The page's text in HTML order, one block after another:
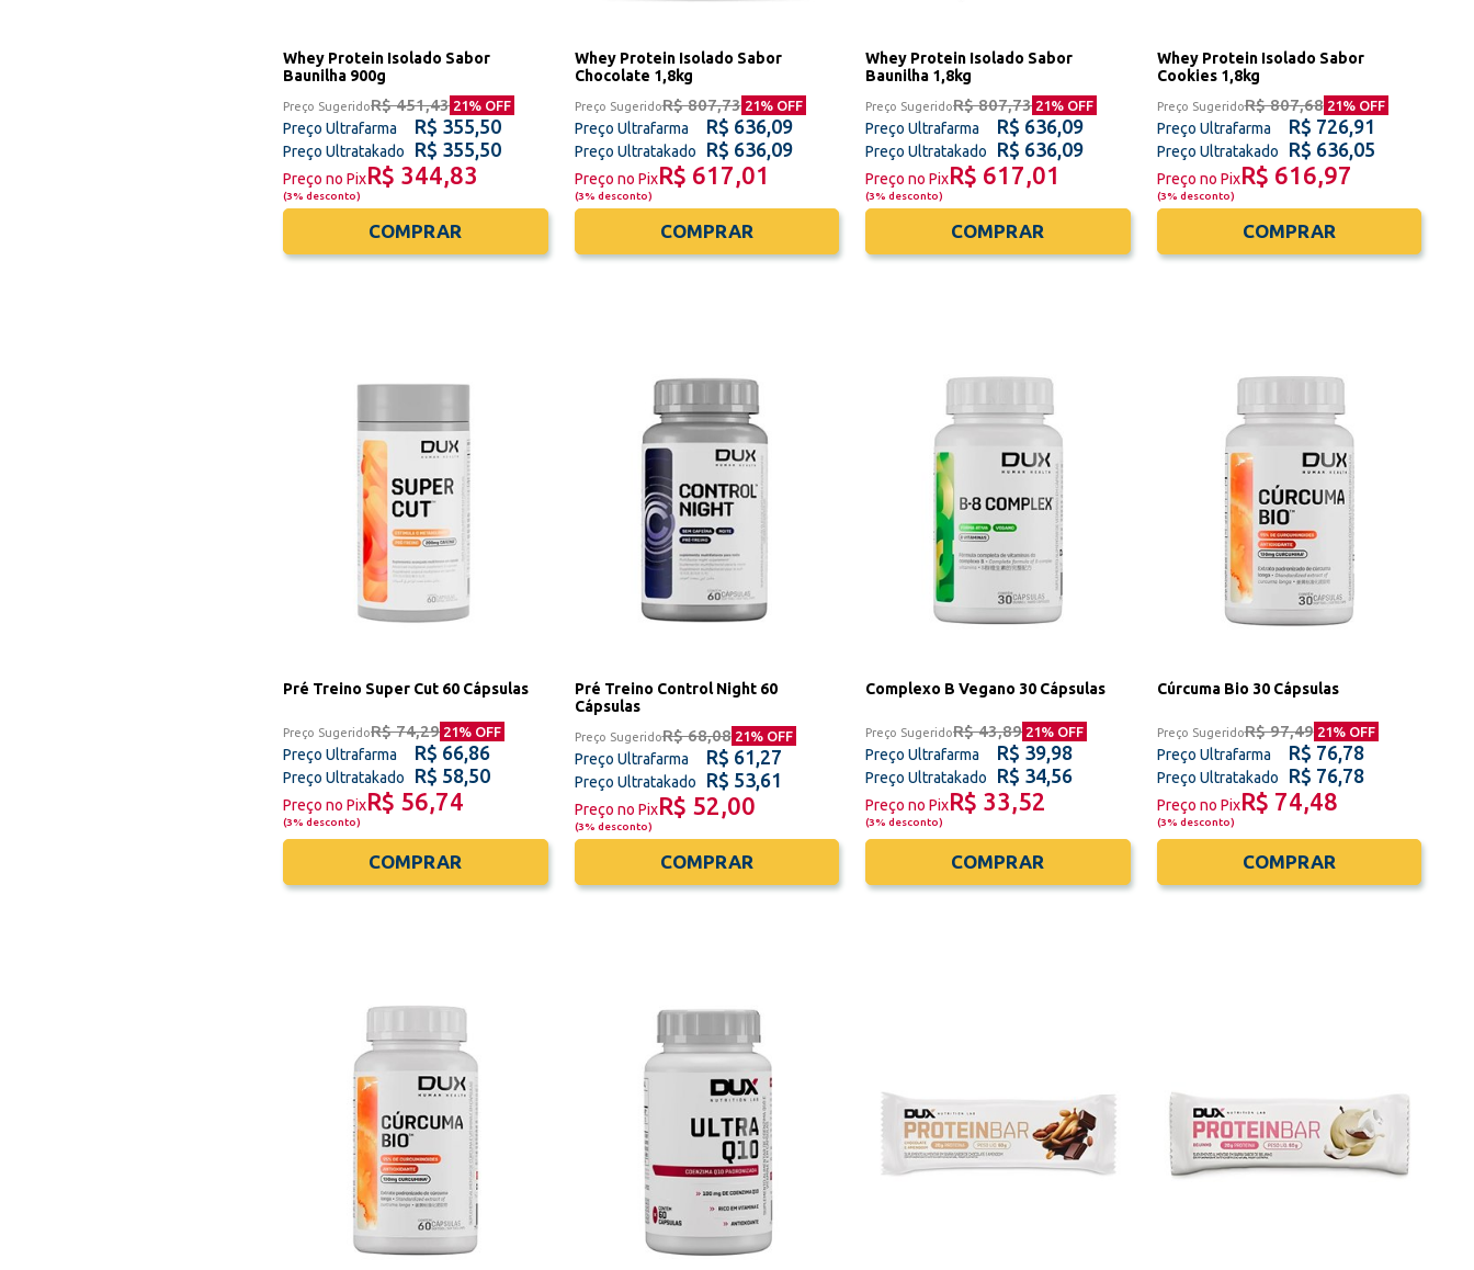
Whey Protein Isolado Sabor
Baunilha 900g
Preço SugeridoR$ 451,43 21% OFF
Preço Ultrafarma R$ 355,50
Preço Ultratakado R$ 355,50
Preço no PixR$ 344,83
(3% desconto)
COMPRAR
Whey Protein Isolado Sabor
Chocolate 1,8kg
Preço SugeridoR$ 807,73 21% OFF
Preço Ultrafarma R$ 636,09
Preço Ultratakado R$ 636,09
Preço no PixR$ 617,01
(3% desconto)
COMPRAR
Whey Protein Isolado Sabor
Baunilha 1,8kg
Preço SugeridoR$ 807,73 21% OFF
Preço Ultrafarma R$ 636,09
Preço Ultratakado R$ 636,09
Preço no PixR$ 617,01
(3% desconto)
COMPRAR
Whey Protein Isolado Sabor
Cookies 1,8kg
Preço SugeridoR$ 807,68 21% OFF
Preço Ultrafarma R$ 726,91
Preço Ultratakado R$ 636,05
Preço no PixR$ 616,97
(3% desconto)
COMPRAR
Pré Treino Super Cut 60 Cápsulas
Preço SugeridoR$ 74,29 21% OFF
Preço Ultrafarma R$ 66,86
Preço Ultratakado R$ 58,50
Preço no PixR$ 56,74
(3% desconto)
COMPRAR
Pré Treino Control Night 60
Cápsulas
Preço SugeridoR$ 68,08 21% OFF
Preço Ultrafarma R$ 61,27
Preço Ultratakado R$ 53,61
Preço no PixR$ 52,00
(3% desconto)
COMPRAR
Complexo B Vegano 30 Cápsulas
Preço SugeridoR$ 43,89 21% OFF
Preço Ultrafarma R$ 39,98
Preço Ultratakado R$ 34,56
Preço no PixR$ 33,52
(3% desconto)
COMPRAR
Cúrcuma Bio 30 Cápsulas
Preço SugeridoR$ 97,49 21% OFF
Preço Ultrafarma R$ 76,78
Preço Ultratakado R$ 76,78
Preço no PixR$ 74,48
(3% desconto)
COMPRAR